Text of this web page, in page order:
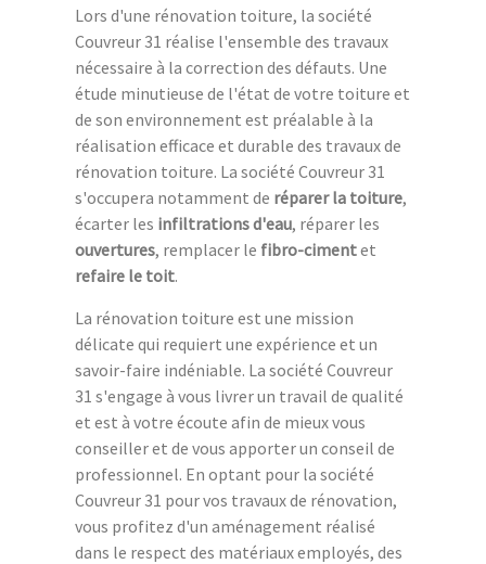
Lors d'une rénovation toiture, la société
Couvreur 31 réalise l'ensemble des travaux
nécessaire à la correction des défauts. Une
étude minutieuse de l'état de votre toiture et
de son environnement est préalable à la
réalisation efficace et durable des travaux de
rénovation toiture. La société Couvreur 31
s'occupera notamment de réparer la toiture,
écarter les infiltrations d'eau, réparer les
ouvertures, remplacer le fibro-cimentet
refaire le toit.
La rénovation toiture est une mission
délicate qui requiert une expérience et un
savoir-faire indéniable. La société Couvreur
31 s'engage à vous livrer un travail de qualité
et est à votre écoute afin de mieux vous
conseiller et de vous apporter un conseil de
professionnel. En optant pour la société
Couvreur 31 pour vos travaux de rénovation,
vous profitez d'un aménagement réalisé
dans le respect des matériaux employés, des